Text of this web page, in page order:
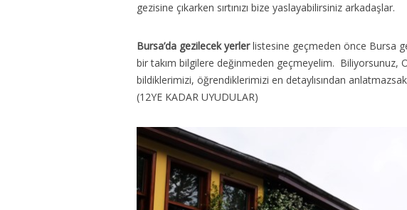
gezisine çıkarken sırtınızı bize yaslayabilirsiniz arkadaşlar.
Bursa’da gezilecek yerlerlistesine geçmeden önce Bursa
bir takım bilgilere değinmeden geçmeyelim. Biliyorsunuz,
bildiklerimizi, öğrendiklerimizi en detaylısından
(12YE KADAR UYUDULAR)